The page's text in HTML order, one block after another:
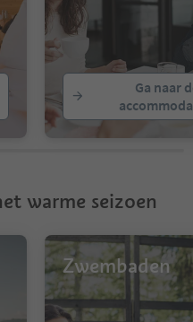
Ga naar
warme seizoen
Zwembaden